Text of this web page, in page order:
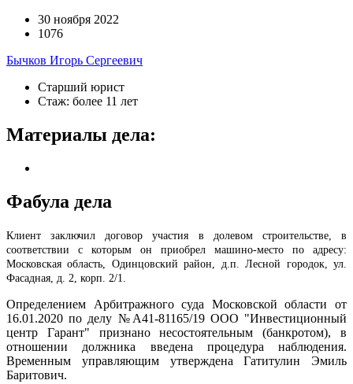
30 ноября 2022
1076
Бычков Игорь Сергеевич
Старший юрист
Стаж: более 11 лет
Материалы дела:
Фабула дела
Клиент заключил договор участия в долевом строительстве, в
соответствии с которым он приобрел машино-место по адресу:
Московская область, Одинцовский район, д.п. Лесной городок, ул.
Фасадная, д. 2, корп. 2/1.
Определением Арбитражного суда Московской области от
16.01.2020 по делу №А41-81165/19 ООО "Инвестиционный
центр Гарант" признано несостоятельным (банкротом), в
отношении должника введена процедура наблюдения.
Временным управляющим утверждена Гатитулин Эмиль
Баритович.